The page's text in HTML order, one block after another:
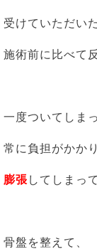
受けていただい
施術前に比べて
一度ついてしま
常に負担がかか
膨張 してしまっ
骨盤を整えて、